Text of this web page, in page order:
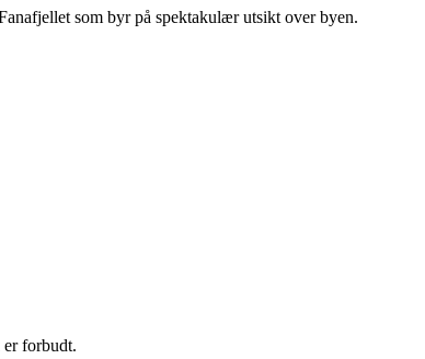
som byr på spektakulær utsikt over byen.
er forbudt.